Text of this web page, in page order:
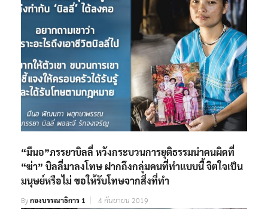
“มึนอ”ภรรยาบิลลี่ หวังกระบวนการยุติธรรมนำคนผิดที่
“ฆ่า” บิลลี่มาลงโทษ ฝากถึงกลุ่มคนที่ทำแบบนี้ จิตใจเป็น
มนุษย์หรือไม่ ขอให้รับโทษจากสิ่งที่ทำ
Byกองบรรณาธิการ 1 4 กันยายน 2019